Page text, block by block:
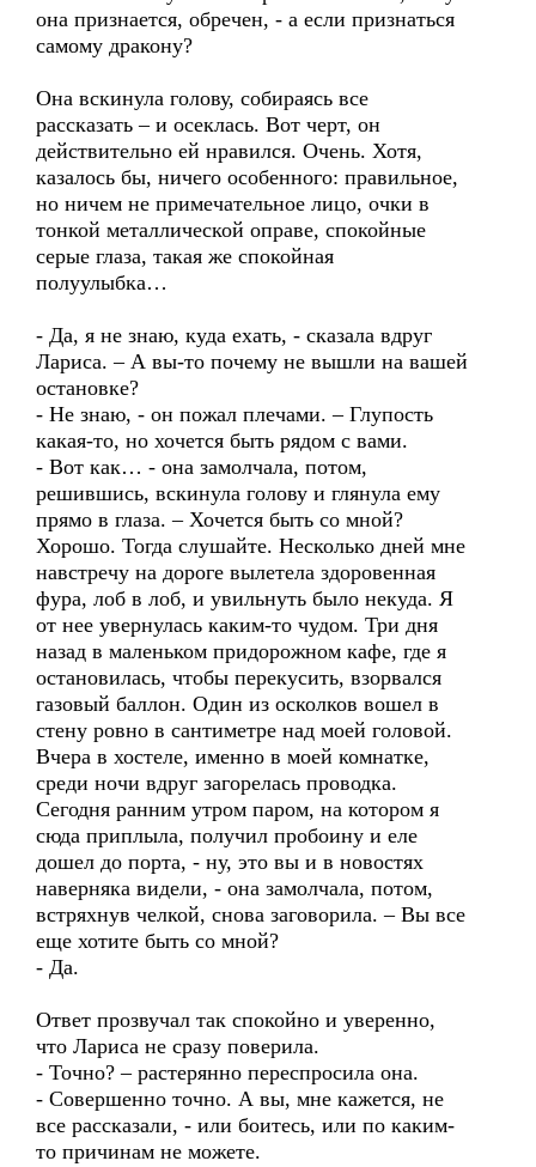
она признается, обречен, - а если признаться
самому дракону?
Она вскинула голову, собираясь все
рассказать – и осеклась. Вот черт, он
действительно ей нравился. Очень. Хотя,
казалось бы, ничего особенного: правильное,
но ничем не примечательное лицо, очки в
тонкой металлической оправе, спокойные
серые глаза, такая же спокойная
полуулыбка…
- Да, я не знаю, куда ехать, - сказала вдруг
Лариса. – А вы-то почему не вышли на вашей
остановке?
- Не знаю, - он пожал плечами. – Глупость
какая-то, но хочется быть рядом с вами.
- Вот как… - она замолчала, потом,
решившись, вскинула голову и глянула ему
прямо в глаза. – Хочется быть со мной?
Хорошо. Тогда слушайте. Несколько дней мне
навстречу на дороге вылетела здоровенная
фура, лоб в лоб, и увильнуть было некуда. Я
от нее увернулась каким-то чудом. Три дня
назад в маленьком придорожном кафе, где я
остановилась, чтобы перекусить, взорвался
газовый баллон. Один из осколков вошел в
стену ровно в сантиметре над моей головой.
Вчера в хостеле, именно в моей комнатке,
среди ночи вдруг загорелась проводка.
Сегодня ранним утром паром, на котором я
сюда приплыла, получил пробоину и еле
дошел до порта, - ну, это вы и в новостях
наверняка видели, - она замолчала, потом,
встряхнув челкой, снова заговорила. – Вы все
еще хотите быть со мной?
- Да.
Ответ прозвучал так спокойно и уверенно,
что Лариса не сразу поверила.
- Точно? – растерянно переспросила она.
- Совершенно точно. А вы, мне кажется, не
все рассказали, - или боитесь, или по каким-
то причинам не можете.